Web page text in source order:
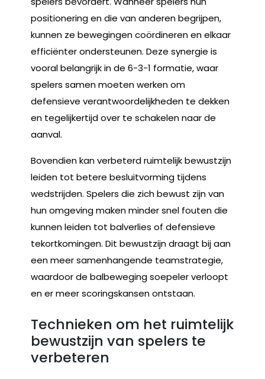
positionering en die van anderen begrijpen,
kunnen ze bewegingen coördineren en elkaar
efficiënter ondersteunen. Deze synergie is
vooral belangrijk in de 6-3-1 formatie, waar
spelers samen moeten werken om
defensieve verantwoordelijkheden te dekken
en tegelijkertijd over te schakelen naar de
aanval.
Bovendien kan verbeterd ruimtelijk bewustzijn
leiden tot betere besluitvorming tijdens
wedstrijden. Spelers die zich bewust zijn van
hun omgeving maken minder snel fouten die
kunnen leiden tot balverlies of defensieve
tekortkomingen. Dit bewustzijn draagt bij aan
een meer samenhangende teamstrategie,
waardoor de balbeweging soepeler verloopt
en er meer scoringskansen ontstaan.
Technieken om het ruimtelijk
bewustzijn van spelers te
verbeteren